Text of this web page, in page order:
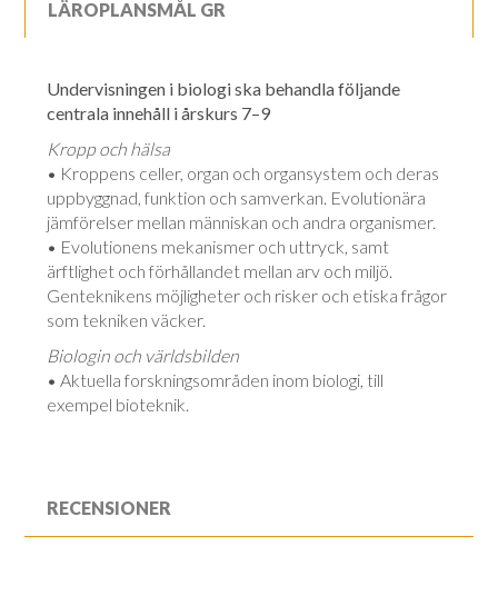
LÄROPLANSMÅL GR
Undervisningen i biologi ska behandla följande
centrala innehåll i årskurs 7–9
Kropp och hälsa
• Kroppens celler, organ och organsystem och deras
uppbyggnad, funktion och samverkan. Evolutionära
jämförelser mellan människan och andra organismer.
• Evolutionens mekanismer och uttryck, samt
ärftlighet och förhållandet mellan arv och miljö.
Genteknikens möjligheter och risker och etiska frågor
som tekniken väcker.
Biologin och världsbilden
• Aktuella forskningsområden inom biologi, till
exempel bioteknik.
RECENSIONER